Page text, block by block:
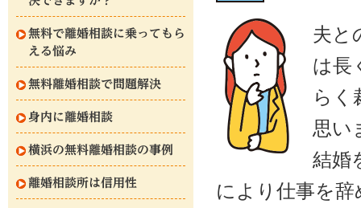
無料で離婚相談に乗ってもら
える悩み
無料離婚相談で問題解決
身内に離婚相談
横浜の無料離婚相談の事例
離婚相談所は信用性
夫と
は長
らく
思い
結婚
により仕事を